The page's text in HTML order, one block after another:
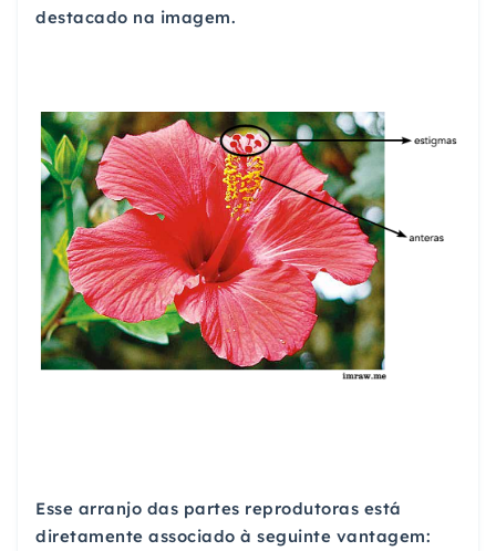
destacado na imagem.
Esse arranjo das partes reprodutoras está
diretamente associado à seguinte vantagem: